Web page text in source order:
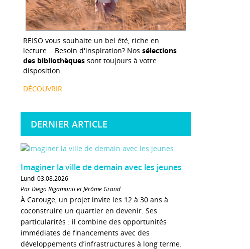
REISO vous souhaite un bel été, riche en
lecture... Besoin d'inspiration? Nos sélections
des bibliothèques sont toujours à votre
disposition.
DÉCOUVRIR
DERNIER ARTICLE
Imaginer la ville de demain avec les jeunes
Lundi 03.08.2026
Par Diego Rigamonti et Jérôme Grand
À Carouge, un projet invite les 12 à 30 ans à
coconstruire un quartier en devenir. Ses
particularités : il combine des opportunités
immédiates de financements avec des
développements d’infrastructures à long terme.